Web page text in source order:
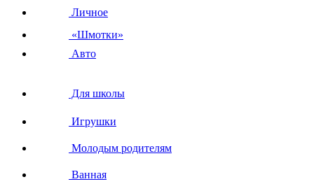
Личное
«Шмотки»
Авто
Для школы
Игрушки
Молодым родителям
Ванная